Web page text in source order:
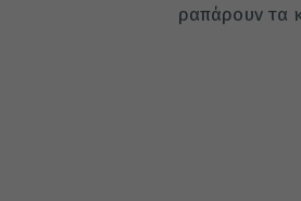
ραπάρουν τα